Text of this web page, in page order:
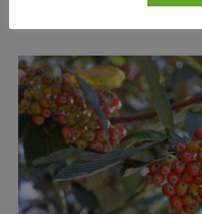
értéke 10 000 Ft.